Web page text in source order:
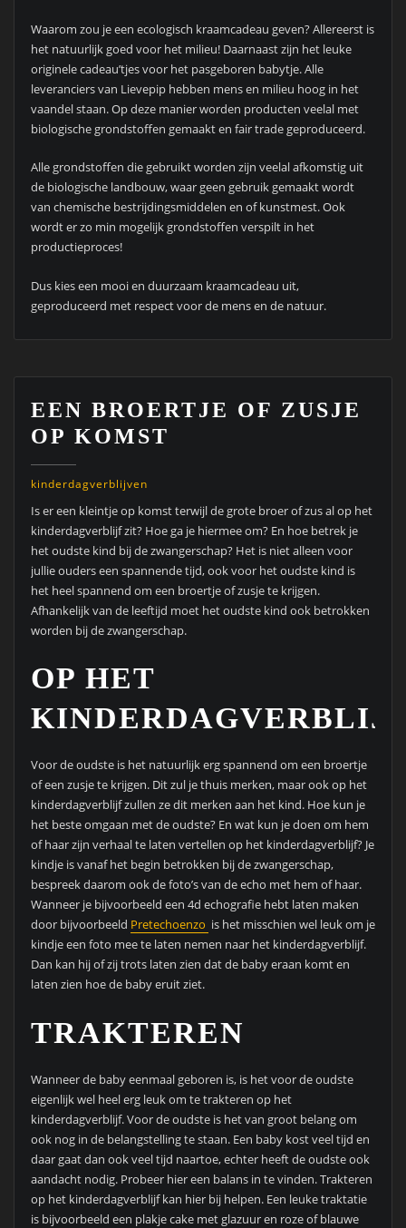
Waarom zou je een ecologisch kraamcadeau geven? Allereerst is
het natuurlijk goed voor het milieu! Daarnaast zijn het leuke
originele cadeau’tjes voor het pasgeboren babytje. Alle
leveranciers van Lievepip hebben mens en milieu hoog in het
vaandel staan. Op deze manier worden producten veelal met
biologische grondstoffen gemaakt en fair trade geproduceerd.
Alle grondstoffen die gebruikt worden zijn veelal afkomstig uit
de biologische landbouw, waar geen gebruik gemaakt wordt
van chemische bestrijdingsmiddelen en of kunstmest. Ook
wordt er zo min mogelijk grondstoffen verspilt in het
productieproces!
Dus kies een mooi en duurzaam kraamcadeau uit,
geproduceerd met respect voor de mens en de natuur.
EEN BROERTJE OF ZUSJE
OP KOMST
kinderdagverblijven
Is er een kleintje op komst terwijl de grote broer of zus al op het
kinderdagverblijf zit? Hoe ga je hiermee om? En hoe betrek je
het oudste kind bij de zwangerschap? Het is niet alleen voor
jullie ouders een spannende tijd, ook voor het oudste kind is
het heel spannend om een broertje of zusje te krijgen.
Afhankelijk van de leeftijd moet het oudste kind ook betrokken
worden bij de zwangerschap.
OP HET
Voor de oudste is het natuurlijk erg spannend om een broertje
of een zusje te krijgen. Dit zul je thuis merken, maar ook op het
kinderdagverblijf zullen ze dit merken aan het kind. Hoe kun je
het beste omgaan met de oudste? En wat kun je doen om hem
of haar zijn verhaal te laten vertellen op het kinderdagverblijf? Je
kindje is vanaf het begin betrokken bij de zwangerschap,
bespreek daarom ook de foto’s van de echo met hem of haar.
Wanneer je bijvoorbeeld een 4d echografie hebt laten maken
door bijvoorbeeld Pretechoenzo is het misschien wel leuk om je
kindje een foto mee te laten nemen naar het kinderdagverblijf.
Dan kan hij of zij trots laten zien dat de baby eraan komt en
laten zien hoe de baby eruit ziet.
TRAKTEREN
Wanneer de baby eenmaal geboren is, is het voor de oudste
eigenlijk wel heel erg leuk om te trakteren op het
kinderdagverblijf. Voor de oudste is het van groot belang om
ook nog in de belangstelling te staan. Een baby kost veel tijd en
daar gaat dan ook veel tijd naartoe, echter heeft de oudste ook
aandacht nodig. Probeer hier een balans in te vinden. Trakteren
op het kinderdagverblijf kan hier bij helpen. Een leuke traktatie
is bijvoorbeeld een plakje cake met glazuur en roze of blauwe